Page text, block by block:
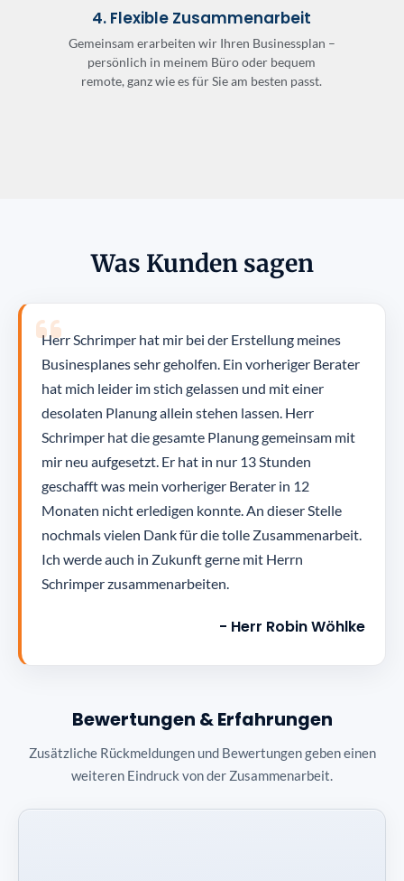
4. Flexible Zusammenarbeit
Gemeinsam erarbeiten wir Ihren Businessplan –
persönlich in meinem Büro oder bequem
remote, ganz wie es für Sie am besten passt.
Was Kunden sagen
Herr Schrimper hat mir bei der Erstellung meines
Businesplanes sehr geholfen. Ein vorheriger Berater
hat mich leider im stich gelassen und mit einer
desolaten Planung allein stehen lassen. Herr
Schrimper hat die gesamte Planung gemeinsam mit
mir neu aufgesetzt. Er hat in nur 13 Stunden
geschafft was mein vorheriger Berater in 12
Monaten nicht erledigen konnte. An dieser Stelle
nochmals vielen Dank für die tolle Zusammenarbeit.
Ich werde auch in Zukunft gerne mit Herrn
Schrimper zusammenarbeiten.
- Herr Robin Wöhlke
Bewertungen & Erfahrungen
Zusätzliche Rückmeldungen und Bewertungen geben einen
weiteren Eindruck von der Zusammenarbeit.